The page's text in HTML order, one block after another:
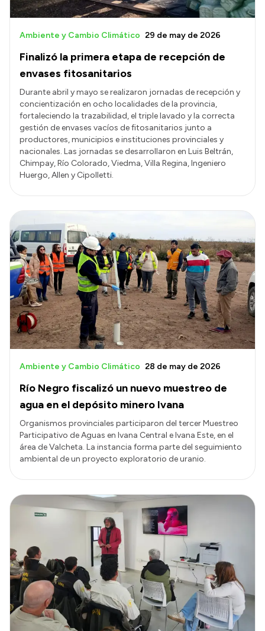
Finalizó la primera etapa de recepción de
envases fitosanitarios
Ambiente y Cambio Climático 29 de may de 2026
Durante abril y mayo se realizaron jornadas de recepción y
concientización en ocho localidades de la provincia,
fortaleciendo la trazabilidad, el triple lavado y la correcta
gestión de envases vacíos de fitosanitarios junto a
productores, municipios e instituciones provinciales y
nacionales. Las jornadas se desarrollaron en Luis Beltrán,
Chimpay, Río Colorado, Viedma, Villa Regina, Ingeniero
Huergo, Allen y Cipolletti.
Río Negro fiscalizó un nuevo muestreo de
agua en el depósito minero Ivana
Ambiente y Cambio Climático 28 de may de 2026
Organismos provinciales participaron del tercer Muestreo
Participativo de Aguas en Ivana Central e Ivana Este, en el
área de Valcheta. La instancia forma parte del seguimiento
ambiental de un proyecto exploratorio de uranio.